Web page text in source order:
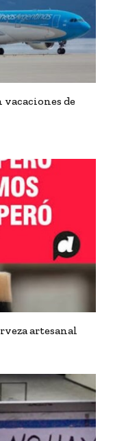
vacaciones de
artesanal